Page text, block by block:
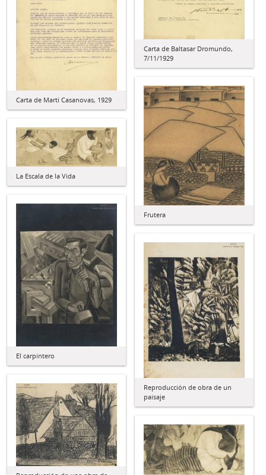
Carta de Baltasar Dromundo,
7/11/1929
Carta de Martí Casanovas, 1929
Frutera
La Escala de la Vida
El carpintero
Reproducción de obra de un
paisaje